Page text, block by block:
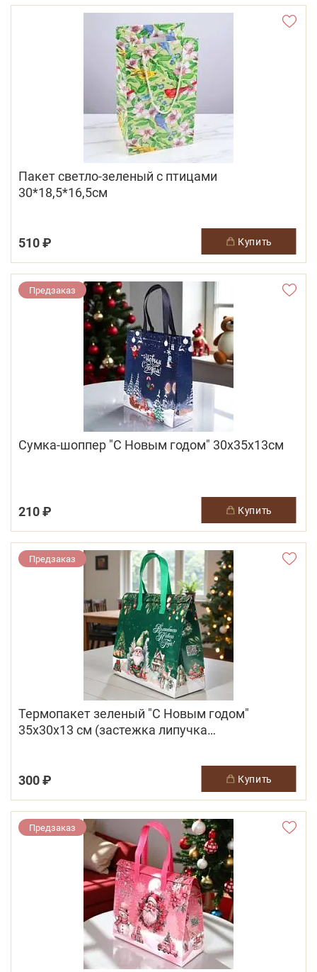
Пакет светло-зеленый с птицами
30*18,5*16,5см
510 ₽ купить
Предзаказ
Сумка-шоппер "С Новым годом" 30х35х13см
210 ₽ купить
Предзаказ
Термопакет зеленый "С Новым годом"
35х30х13 см (застежка липучка
300 ₽
купить
Предзаказ